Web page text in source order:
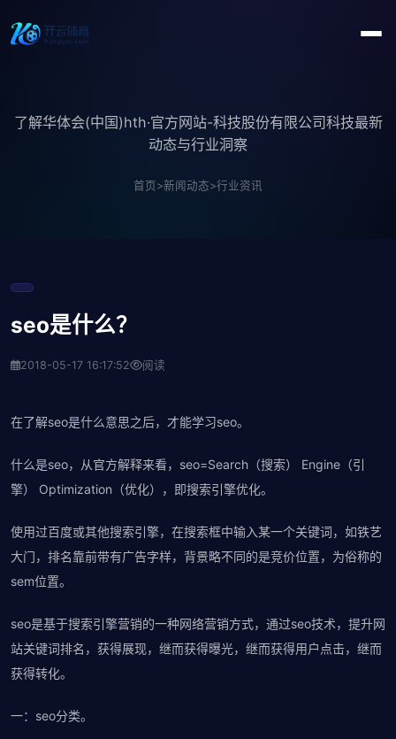
了解华体会(中国)hth·官方网站-科技股份有限公司科技最新
动态与行业洞察
首页>新闻动态>行业资讯
seo是什么？
2018-05-17 16:17:52 阅读
在了解seo是什么意思之后，才能学习seo。
什么是seo，从官方解释来看，seo=Search（搜索） Engine（引
擎） Optimization（优化），即搜索引擎优化。
使用过百度或其他搜索引擎，在搜索框中输入某一个关键词，如铁艺
大门，排名靠前带有广告字样，背景略不同的是竞价位置，为俗称的
sem位置。
seo是基于搜索引擎营销的一种网络营销方式，通过seo技术，提升网
站关键词排名，获得展现，继而获得曝光，继而获得用户点击，继而
获得转化。
一：seo分类。